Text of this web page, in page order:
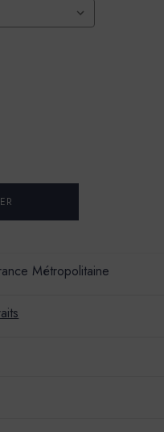
Métropolitaine